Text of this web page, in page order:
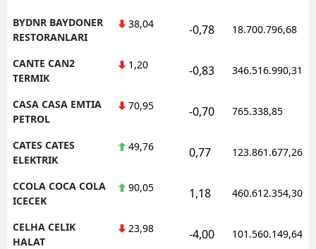
BYDNR BAYDONER
RESTORANLARI
38,04 -0,78 18.700.796,68
CANTE CAN2
TERMIK
1,20 -0,83 346.516.990,31
CASA CASA EMTIA
PETROL
70,95 -0,70 765.338,85
CATES CATES
ELEKTRIK
49,76 0,77 123.861.677,26
CCOLA COCA COLA
ICECEK
90,05 1,18 460.612.354,30
CELHA CELIK
HALAT
23,98 -4,00 101.560.149,64